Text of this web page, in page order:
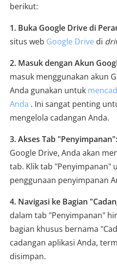
berikut:
1. Buka Google Drive di
situs web Google Drive di
2. Masuk dengan Akun
masuk menggunakan akun
Anda gunakan untuk
Anda . Ini sangat penting
mengelola cadangan Anda.
3. Akses Tab "Penyimpanan":
Google Drive, Anda akan
tab. Klik tab "Penyimpanan"
penggunaan penyimpanan
4. Navigasi ke Bagian
dalam tab "Penyimpanan"
bagian khusus bernama
cadangan aplikasi Anda,
disimpan.